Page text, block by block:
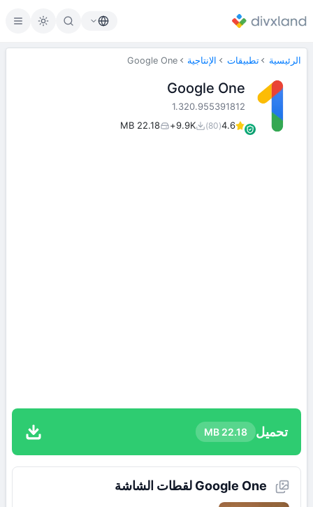
الرئيسية تطبيقات الإنتاجية Google One
Google One
1.320.955391812
4.6
(80)
9.9K+
22.18 MB
تحميل 22.18 MB